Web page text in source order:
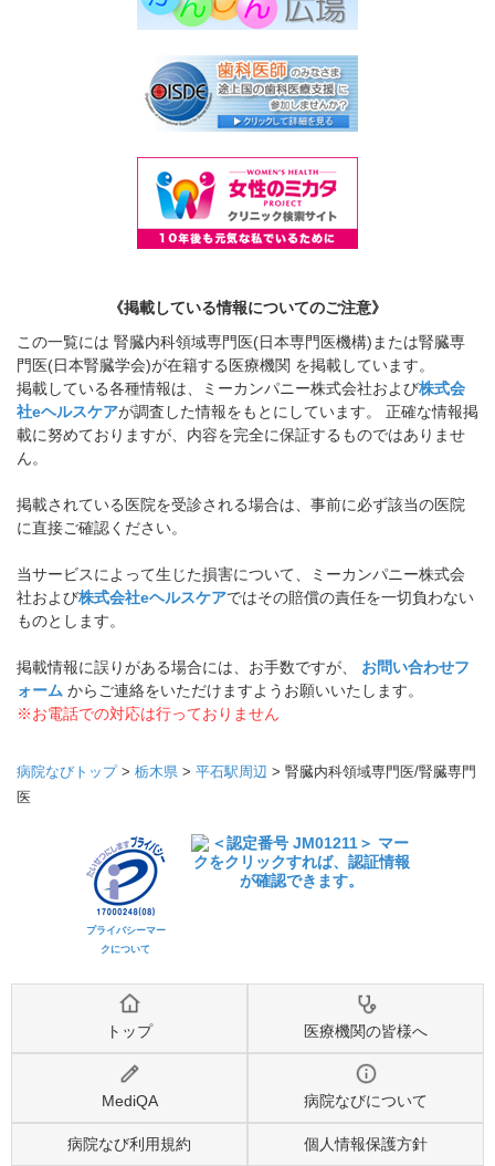
《掲載している情報についてのご注意》
この一覧には 腎臓内科領域専門医(日本専門医機構)または腎臓専
門医(日本腎臓学会)が在籍する医療機関 を掲載しています。
掲載している各種情報は、ミーカンパニー株式会社および株式会
社eヘルスケアが調査した情報をもとにしています。 正確な情報掲
載に努めておりますが、内容を完全に保証するものではありませ
ん。
掲載されている医院を受診される場合は、事前に必ず該当の医院
に直接ご確認ください。
当サービスによって生じた損害について、ミーカンパニー株式会
社および株式会社eヘルスケアではその賠償の責任を一切負わない
ものとします。
掲載情報に誤りがある場合には、お手数ですが、 お問い合わせフ
ォーム からご連絡をいただけますようお願いいたします。
※お電話での対応は行っておりません
病院なびトップ> 栃木県 > 平石駅周辺 > 腎臓内科領域専門医/腎臓専門
医
プライバシーマー
クについて
トップ 医療機関の皆様へ
MediQA 病院なびについて
病院なび利用規約 個人情報保護方針